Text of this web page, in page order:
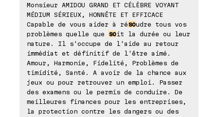
Monsieur AMIDOU GRAND ET CÉLÈBRE VOYANT
MÉDIUM SÉRIEUX, HONNÊTE ET EFFICACE
Capable de vous aider à résoudre tous vos
problèmes quelle que soit la durée ou leur
nature. Il s'occupe de l'aide au retour
immédiat et définitif de l'être aimé.
Amour, Harmonie, Fidelité, Problèmes de
timidité, Santé. A avoir de la chance aux
jeux ou pour retrouver un emploi. Passer
des examens ou le permis de conduire. De
meilleures finances pour les entreprises,
la protection contre les dangers ou des